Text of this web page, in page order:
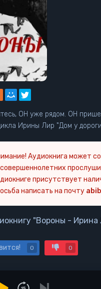
ОН уже рядом. ОН
Ирины Лир "Дом у
Аудиокнига может
присутствует
написать на почту
"Вороны - Ирина
0 0